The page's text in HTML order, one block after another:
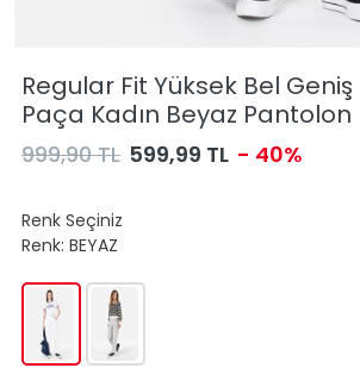
Regular Fit Yüksek Bel Geniş
Paça Kadın Beyaz Pantolon
999,90 TL 599,99 TL - 40%
Renk Seçiniz
Renk: BEYAZ